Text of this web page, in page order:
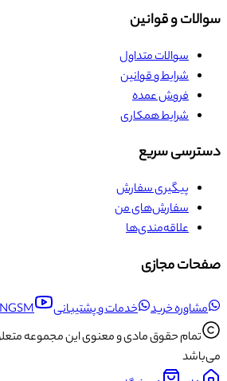
سوالات و قوانین
سوالات متداول
شرایط و قوانین
فروش عمده
شرایط همکاری
دسترسی سریع
پیگیری سفارش
سفارش‌های من
علاقه‌مندی‌ها
صفحات مجازی
مشاوره خرید خدمات و پشتیبانی
تمام حقوق مادی و معنوی این مجموعه
می‌باشد